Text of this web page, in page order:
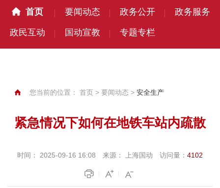
首页 要闻动态 政务公开 政务服务
政民互动 国动宣教 专题专栏
您当前的位置： 首页 > 要闻动态 > 安全生产
紧急情况下如何在地铁车站内疏散
时间： 2025-09-16 16:08 来源： 上海国动 访问量： 4102